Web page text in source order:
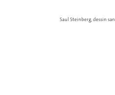
Saul Steinberg, dessin